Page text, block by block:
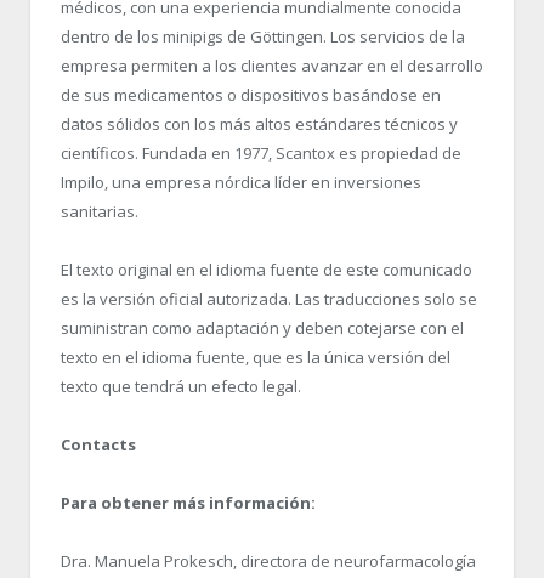
médicos, con una experiencia mundialmente conocida
dentro de los minipigs de Göttingen. Los servicios de la
empresa permiten a los clientes avanzar en el desarrollo
de sus medicamentos o dispositivos basándose en
datos sólidos con los más altos estándares técnicos y
científicos. Fundada en 1977, Scantox es propiedad de
Impilo, una empresa nórdica líder en inversiones
sanitarias.
El texto original en el idioma fuente de este comunicado
es la versión oficial autorizada. Las traducciones solo se
suministran como adaptación y deben cotejarse con el
texto en el idioma fuente, que es la única versión del
texto que tendrá un efecto legal.
Contacts
Para obtener más información:
Dra. Manuela Prokesch, directora de neurofarmacología